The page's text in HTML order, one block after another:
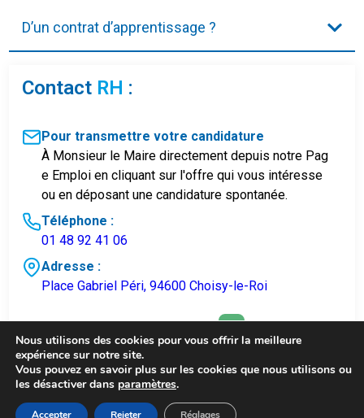
MENU
D’un contrat d’apprentissage ?
Contact RH :
Pour transmettre votre candidature
À Monsieur le Maire directement depuis notre Pag
e Emploi en cliquant sur l'offre qui vous intéresse
ou en déposant une candidature spontanée.
Téléphone :
01 48 92 41 06
Adresse :
Place Gabriel Péri, 94600 Choisy-le-Roi
CONSULTER NOTRE PAGE EMPLOI
Nous utilisons des cookies pour vous offrir la meilleure
expérience sur notre site.
Vous pouvez en savoir plus sur les cookies que nous utilisons ou
les désactiver dans paramètres.
Accepter Rejeter Réglages